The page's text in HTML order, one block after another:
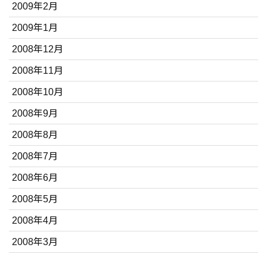
2009年2月
2009年1月
2008年12月
2008年11月
2008年10月
2008年9月
2008年8月
2008年7月
2008年6月
2008年5月
2008年4月
2008年3月